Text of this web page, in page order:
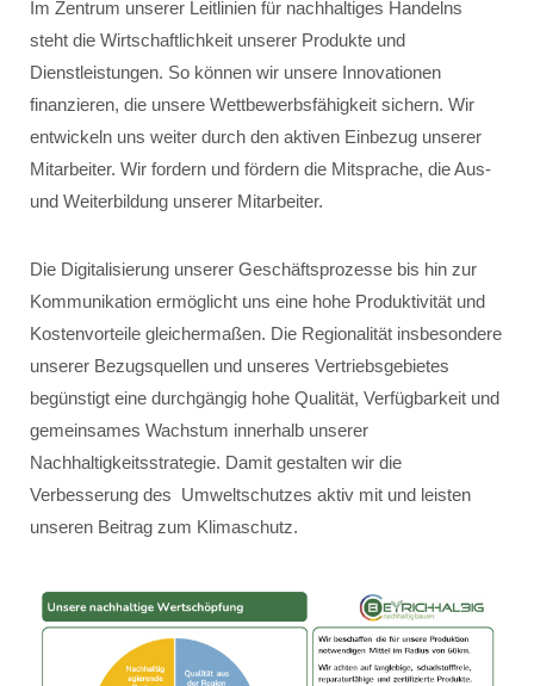
Im Zentrum unserer Leitlinien für nachhaltiges Handelns
steht die Wirtschaftlichkeit unserer Produkte und
Dienstleistungen. So können wir unsere Innovationen
finanzieren, die unsere Wettbewerbsfähigkeit sichern. Wir
entwickeln uns weiter durch den aktiven Einbezug unserer
Mitarbeiter. Wir fordern und fördern die Mitsprache, die Aus-
und Weiterbildung unserer Mitarbeiter.
Die Digitalisierung unserer Geschäftsprozesse bis hin zur
Kommunikation ermöglicht uns eine hohe Produktivität und
Kostenvorteile gleichermaßen. Die Regionalität insbesondere
unserer Bezugsquellen und unseres Vertriebsgebietes
begünstigt eine durchgängig hohe Qualität, Verfügbarkeit und
gemeinsames Wachstum innerhalb unserer
Nachhaltigkeitsstrategie. Damit gestalten wir die
Verbesserung des Umweltschutzes aktiv mit und leisten
unseren Beitrag zum Klimaschutz.